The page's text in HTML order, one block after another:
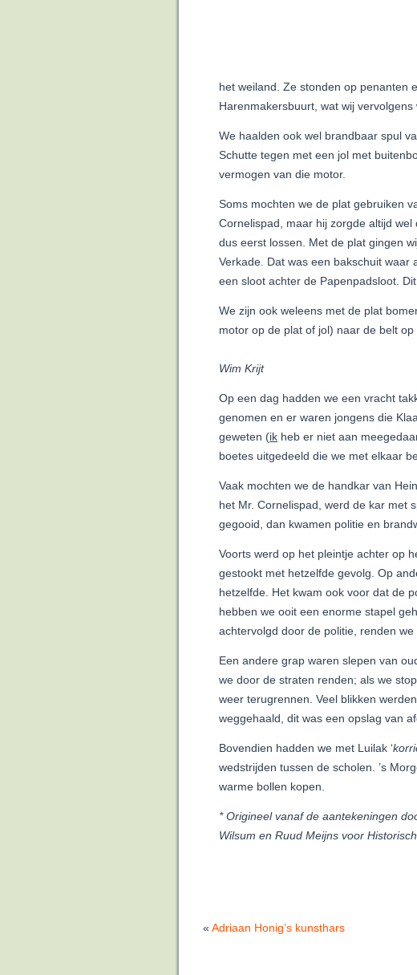
het weiland. Ze stonden op penanten
Harenmakersbuurt, wat wij vervolgens
We haalden ook wel brandbaar spul
Schutte tegen met een jol met
vermogen van die motor.
Soms mochten we de plat gebruiken
Cornelispad, maar hij zorgde altijd
dus eerst lossen. Met de plat gingen
Verkade. Dat was een bakschuit waar
een sloot achter de Papenpadsloot.
We zijn ook weleens met de plat
motor op de plat of jol) naar de
Wim Krijt
Op een dag hadden we een vracht
genomen en er waren jongens die
geweten (ik heb er niet aan
boetes uitgedeeld die we met elkaar
Vaak mochten we de handkar van
het Mr. Cornelispad, werd de kar met
gegooid, dan kwamen politie en
Voorts werd op het pleintje achter op
gestookt met hetzelfde gevolg. Op
hetzelfde. Het kwam ook voor dat de
hebben we ooit een enorme stapel
achtervolgd door de politie, renden
Een andere grap waren slepen van
we door de straten renden; als we
weer terugrennen. Veel blikken
weggehaald, dit was een opslag van
Bovendien hadden we met Luilak ‘
wedstrijden tussen de scholen. ’s
warme bollen kopen.
*Origineel vanaf de aantekeningen
Wilsum en Ruud Meijns voor
« Adriaan Honig’s kunsthars